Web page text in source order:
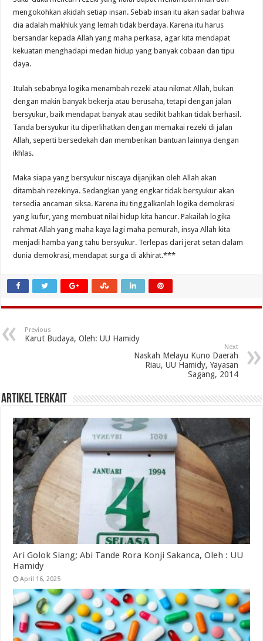
mengokohkan akidah setiap insan. Sebab insan itu akan sadar bahwa
dia adalah makhluk yang lemah tidak berdaya. Karena itu harus
bersandar kepada Allah yang maha perkasa, agar kita mendapat
kekuatan menghadapi medan hidup yang banyak cobaan dan tipu
daya.
Itulah sebabnya logika menambah rezeki atau nikmat Allah, bukan
dengan makin banyak bekerja atau berusaha, tetapi dengan jalan
bersyukur, baik mendapat banyak atau sedikit bahkan tidak berhasil.
Tanda bersyukur itu diperlihatkan dengan memakai rezeki di jalan
Allah, seperti bersedekah dan memberikan bantuan lainnya dengan
ikhlas.
Maka siapa yang bersyukur niscaya dijanjikan oleh Allah akan
ditambah rezekinya. Sedangkan yang engkar tidak bersyukur akan
tersedia ancaman siksa. Karena itu tinggalkanlah logika demokrasi
yang kufur, yang membuat nilai hidup kita hancur. Pakailah logika
rahmat Allah yang maha kaya lagi maha pemurah, insya Allah kita
menjadi hamba yang tahu bersyukur. Terlepas dari jerat setan dalam
dunia demokrasi, mendapat surga di akhirat.***
Previous
Karut Budaya, Oleh: UU Hamidy
Next
Naskah Melayu Kuno Daerah
Riau, UU Hamidy, Yayasan
Sagang, 2014
Artikel Terkait
Ari Golok Siang; Abi Tande Rora Konji Sakanca, Oleh : UU
Hamidy
April 16, 2025